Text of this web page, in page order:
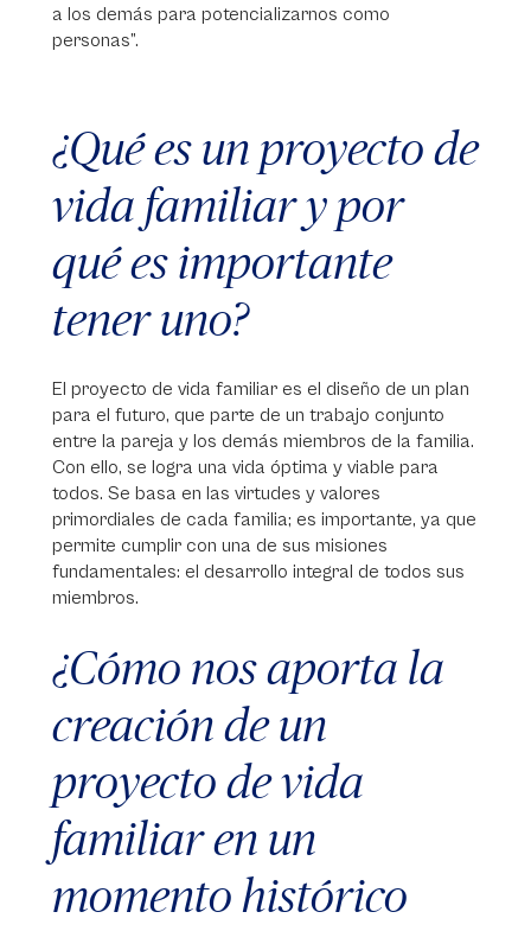
a los demás para potencializarnos como
personas”.
¿Qué es un proyecto de
vida familiar y por
qué es importante
tener uno?
El proyecto de vida familiar es el diseño de un plan
para el futuro, que parte de un trabajo conjunto
entre la pareja y los demás miembros de la familia.
Con ello, se logra una vida óptima y viable para
todos. Se basa en las virtudes y valores
primordiales de cada familia; es importante, ya que
permite cumplir con una de sus misiones
fundamentales: el desarrollo integral de todos sus
miembros.
¿Cómo nos aporta la
creación de un
proyecto de vida
familiar en un
momento histórico